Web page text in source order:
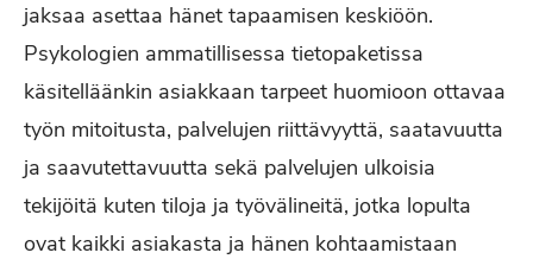
jaksaa asettaa hänet tapaamisen keskiöön.
Psykologien ammatillisessa tietopaketissa
käsitelläänkin asiakkaan tarpeet huomioon ottavaa
työn mitoitusta, palvelujen riittävyyttä, saatavuutta
ja saavutettavuutta sekä palvelujen ulkoisia
tekijöitä kuten tiloja ja työvälineitä, jotka lopulta
ovat kaikki asiakasta ja hänen kohtaamistaan